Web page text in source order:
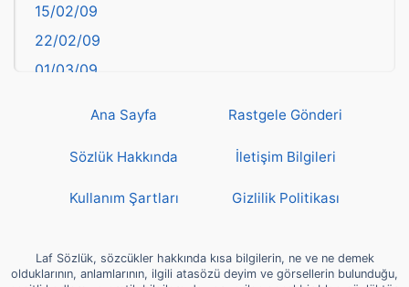
Bitlis
Bolu
Burdur
Çankırı
Çorum
deyim
Diyarbakır
15/02/09
22/02/09
01/03/09
22/03/09
19/04/09
Ana Sayfa Rastgele Gönderi
Sözlük Hakkında İletişim Bilgileri
Kullanım Şartları Gizlilik Politikası
Laf Sözlük, sözcükler hakkında kısa bilgilerin, ne ve ne demek
olduklarının, anlamlarının, ilgili atasözü deyim ve görsellerin bulunduğu,